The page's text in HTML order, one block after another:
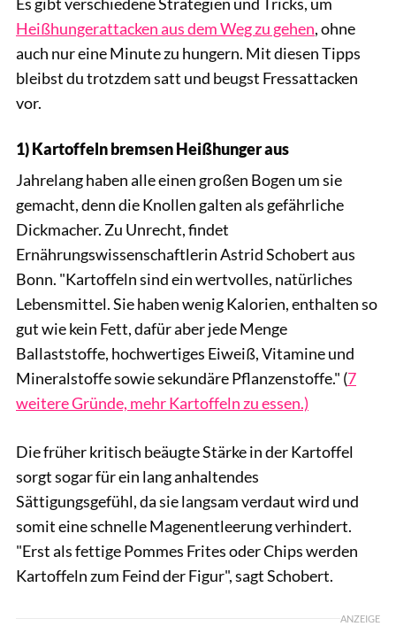
Heißhungerattacken aus dem Weg zu gehen, ohne
auch nur eine Minute zu hungern. Mit diesen Tipps
bleibst du trotzdem satt und beugst Fressattacken
vor.
1) Kartoffeln bremsen Heißhunger aus
Jahrelang haben alle einen großen Bogen um sie
gemacht, denn die Knollen galten als gefährliche
Dickmacher. Zu Unrecht, findet
Ernährungswissenschaftlerin Astrid Schobert aus
Bonn. "Kartoffeln sind ein wertvolles, natürliches
Lebensmittel. Sie haben wenig Kalorien, enthalten so
gut wie kein Fett, dafür aber jede Menge
Ballaststoffe, hochwertiges Eiweiß, Vitamine und
Mineralstoffe sowie sekundäre Pflanzenstoffe." (7
weitere Gründe, mehr Kartoffeln zu essen.)
Die früher kritisch beäugte Stärke in der Kartoffel
sorgt sogar für ein lang anhaltendes
Sättigungsgefühl, da sie langsam verdaut wird und
somit eine schnelle Magenentleerung verhindert.
"Erst als fettige Pommes Frites oder Chips werden
Kartoffeln zum Feind der Figur", sagt Schobert.
ANZEIGE